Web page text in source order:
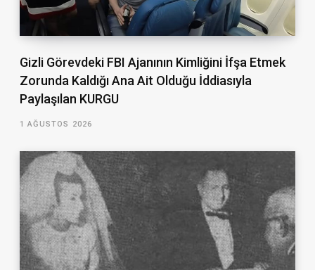
Gizli Görevdeki FBI Ajanının Kimliğini İfşa Etmek
Zorunda Kaldığı Ana Ait Olduğu İddiasıyla
Paylaşılan KURGU
1 AĞUSTOS 2026